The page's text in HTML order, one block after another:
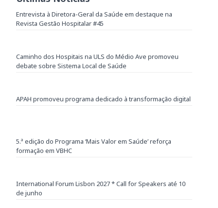
Entrevista à Diretora-Geral da Saúde em destaque na
Revista Gestão Hospitalar #45
Caminho dos Hospitais na ULS do Médio Ave promoveu
debate sobre Sistema Local de Saúde
APAH promoveu programa dedicado à transformação digital
5.ª edição do Programa ‘Mais Valor em Saúde’ reforça
formação em VBHC
International Forum Lisbon 2027 * Call for Speakers até 10
de junho